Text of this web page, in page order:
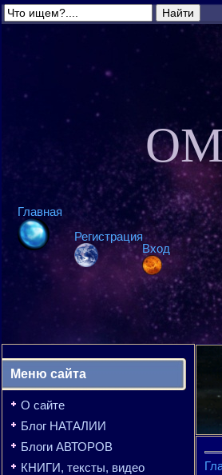
Главная
Регистрация
Вход
Меню сайта
О сайте
Блог НАТАЛИИ
Блоги АВТОРОВ
КНИГИ, тексты, видео